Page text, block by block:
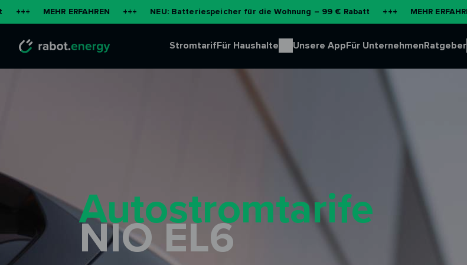
ERFAHREN +++ NEU: Batteriespeicher für die Wohnung – 99 € Rabatt +++ MEHR ERFAHREN +++
StromtarifFür Haushalte Unsere AppFür UnternehmenRatgeber
Autostromtarife
NIO EL6